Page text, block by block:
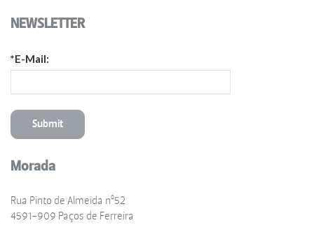
NEWSLETTER
*E-Mail:
Morada
Rua Pinto de Almeida nº52
4591-909 Paços de Ferreira